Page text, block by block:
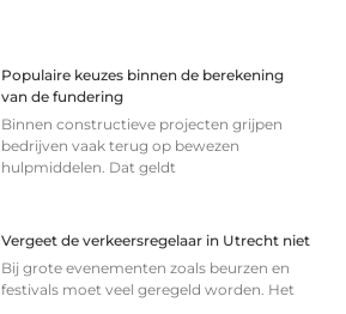
Populaire keuzes binnen de berekening
van de fundering
Binnen constructieve projecten grijpen
bedrijven vaak terug op bewezen
hulpmiddelen. Dat geldt
Vergeet de verkeersregelaar in Utrecht niet
Bij grote evenementen zoals beurzen en
festivals moet veel geregeld worden. Het